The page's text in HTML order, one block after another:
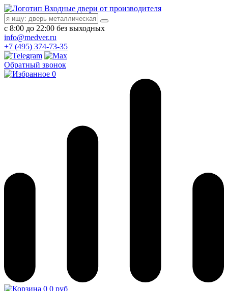
Входные двери от производителя
с 8:00 до 22:00 без выходных
info@medver.ru
+7 (495) 374-73-35
Обратный звонок
0
0 0 руб